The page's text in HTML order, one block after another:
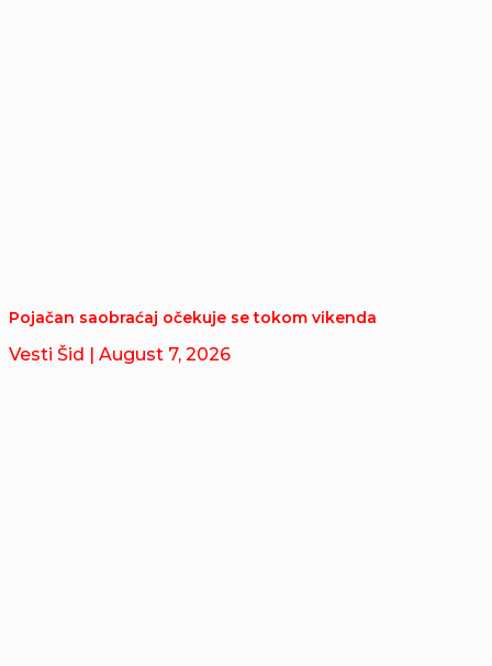
Pojačan saobraćaj očekuje se tokom vikenda
Vesti Šid | August 7, 2026